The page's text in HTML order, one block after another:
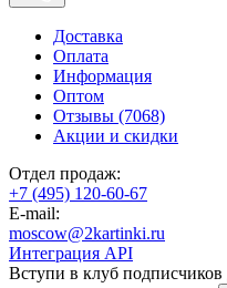
Доставка
Оплата
Информация
Оптом
Отзывы (7068)
Акции и скидки
Отдел продаж:
+7 (495) 120-60-67
E-mail:
moscow@2kartinki.ru
Интеграция API
Вступи в клуб подписчиков